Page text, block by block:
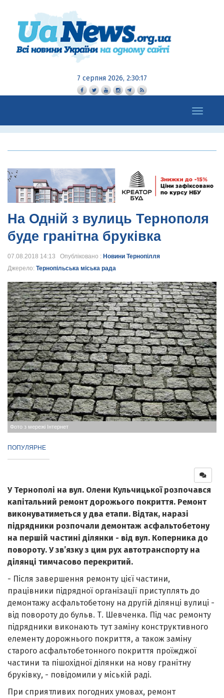
7 серпня 2026, 2:30:18
Toggle
navigation
На Одній з вулиць Тернополя
буде гранітна бруківка
07.08.2018 14:13 Опубліковано : Новини Тернопілля
Джерело: Тернопільська міська рада
Фото з мережі Інтернет
ПОПУЛЯРНЕ
У Тернополі на вул. Олени Кульчицької розпочався
капітальний ремонт дорожього покриття. Ремонт
виконуватиметься у два етапи. Відтак, наразі
підрядники розпочали демонтаж асфальтобетону
на першій частині ділянки - від вул. Коперника до
повороту. У зв’язку з цим рух автотранспорту на
ділянці тимчасово перекритий.
- Після завершення ремонту цієї частини,
працівники підрядної організації приступлять до
демонтажу асфальтобетону на другій ділянці вулиці -
від повороту до бульв. Т. Шевченка. Під час ремонту
підрядники виконають тут заміну конструктивного
елементу дорожнього покриття, а також заміну
старого асфальтобетонного покриття проїжджої
частини та пішохідної ділянки на нову гранітну
бруківку, - повідомили у міській раді.
При сприятливих погодних умовах, ремонт